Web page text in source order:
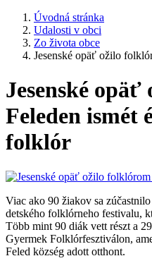
Úvodná stránka
Udalosti v obci
Zo života obce
Jesenské opäť ožilo
Jesenské
Feleden ismét
folklór
Viac ako 90 žiakov sa
detského folklórneho festivalu,
Több mint 90 diák vett részt a
Gyermek Folklórfesztiválon,
Feled község adott otthont.